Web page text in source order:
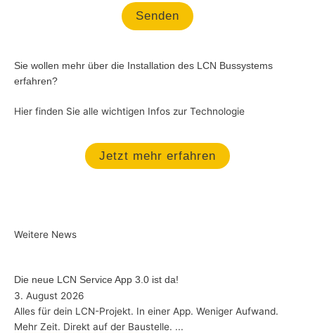
Senden
Sie wollen mehr über die Installation des LCN Bussystems
erfahren?
Hier finden Sie alle wichtigen Infos zur Technologie
Jetzt mehr erfahren
Weitere News
Die neue LCN Service App 3.0 ist da!
3. August 2026
Alles für dein LCN-Projekt. In einer App.​ Weniger Aufwand.
Mehr Zeit. Direkt auf der Baustelle. ...